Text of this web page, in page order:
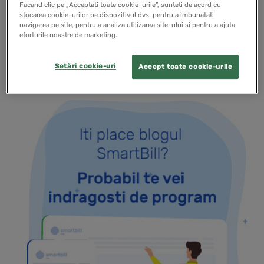
impozabila si, implicit, valoarea impozitului…
Facand clic pe „Acceptati toate cookie-urile”, sunteti de acord cu
stocarea cookie-urilor pe dispozitivul dvs. pentru a imbunatati
navigarea pe site, pentru a analiza utilizarea site-ului si pentru a ajuta
eforturile noastre de marketing.
Accept toate cookie-urile
Setări cookie-uri